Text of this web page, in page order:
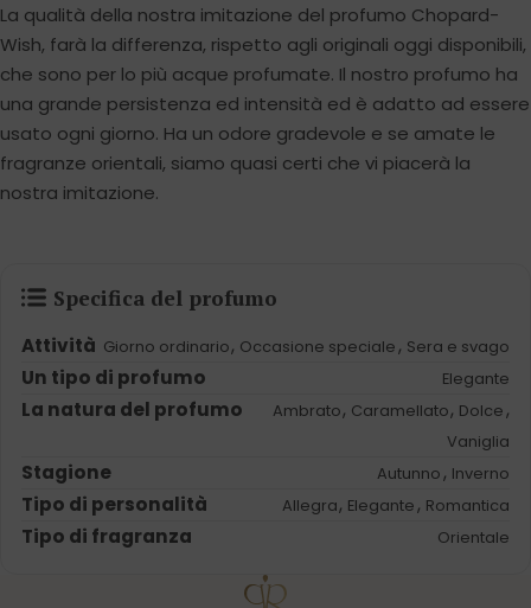
La qualità della nostra imitazione del profumo Chopard-
Wish, farà la differenza, rispetto agli originali oggi disponibili,
che sono per lo più acque profumate. Il nostro profumo ha
una grande persistenza ed intensità ed è adatto ad essere
usato ogni giorno. Ha un odore gradevole e se amate le
fragranze orientali, siamo quasi certi che vi piacerà la
nostra imitazione.
Specifica del profumo
Attività Giorno ordinario, Occasione speciale, Sera e svago
Un tipo di profumo Elegante
La natura del profumo Ambrato, Caramellato, Dolce,
Vaniglia
Stagione Autunno, Inverno
Tipo di personalità Allegra, Elegante, Romantica
Tipo di fragranza Orientale